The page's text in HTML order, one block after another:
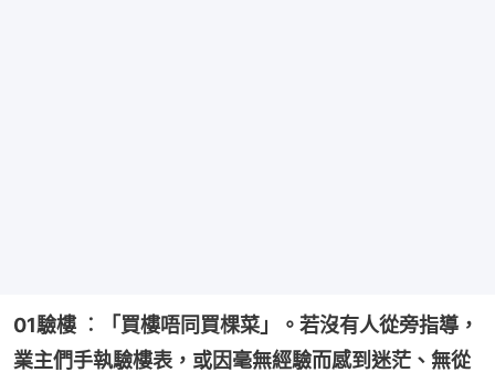
01驗樓 ︰「買樓唔同買棵菜」。若沒有人從旁指導，
業主們手執驗樓表，或因毫無經驗而感到迷茫、無從